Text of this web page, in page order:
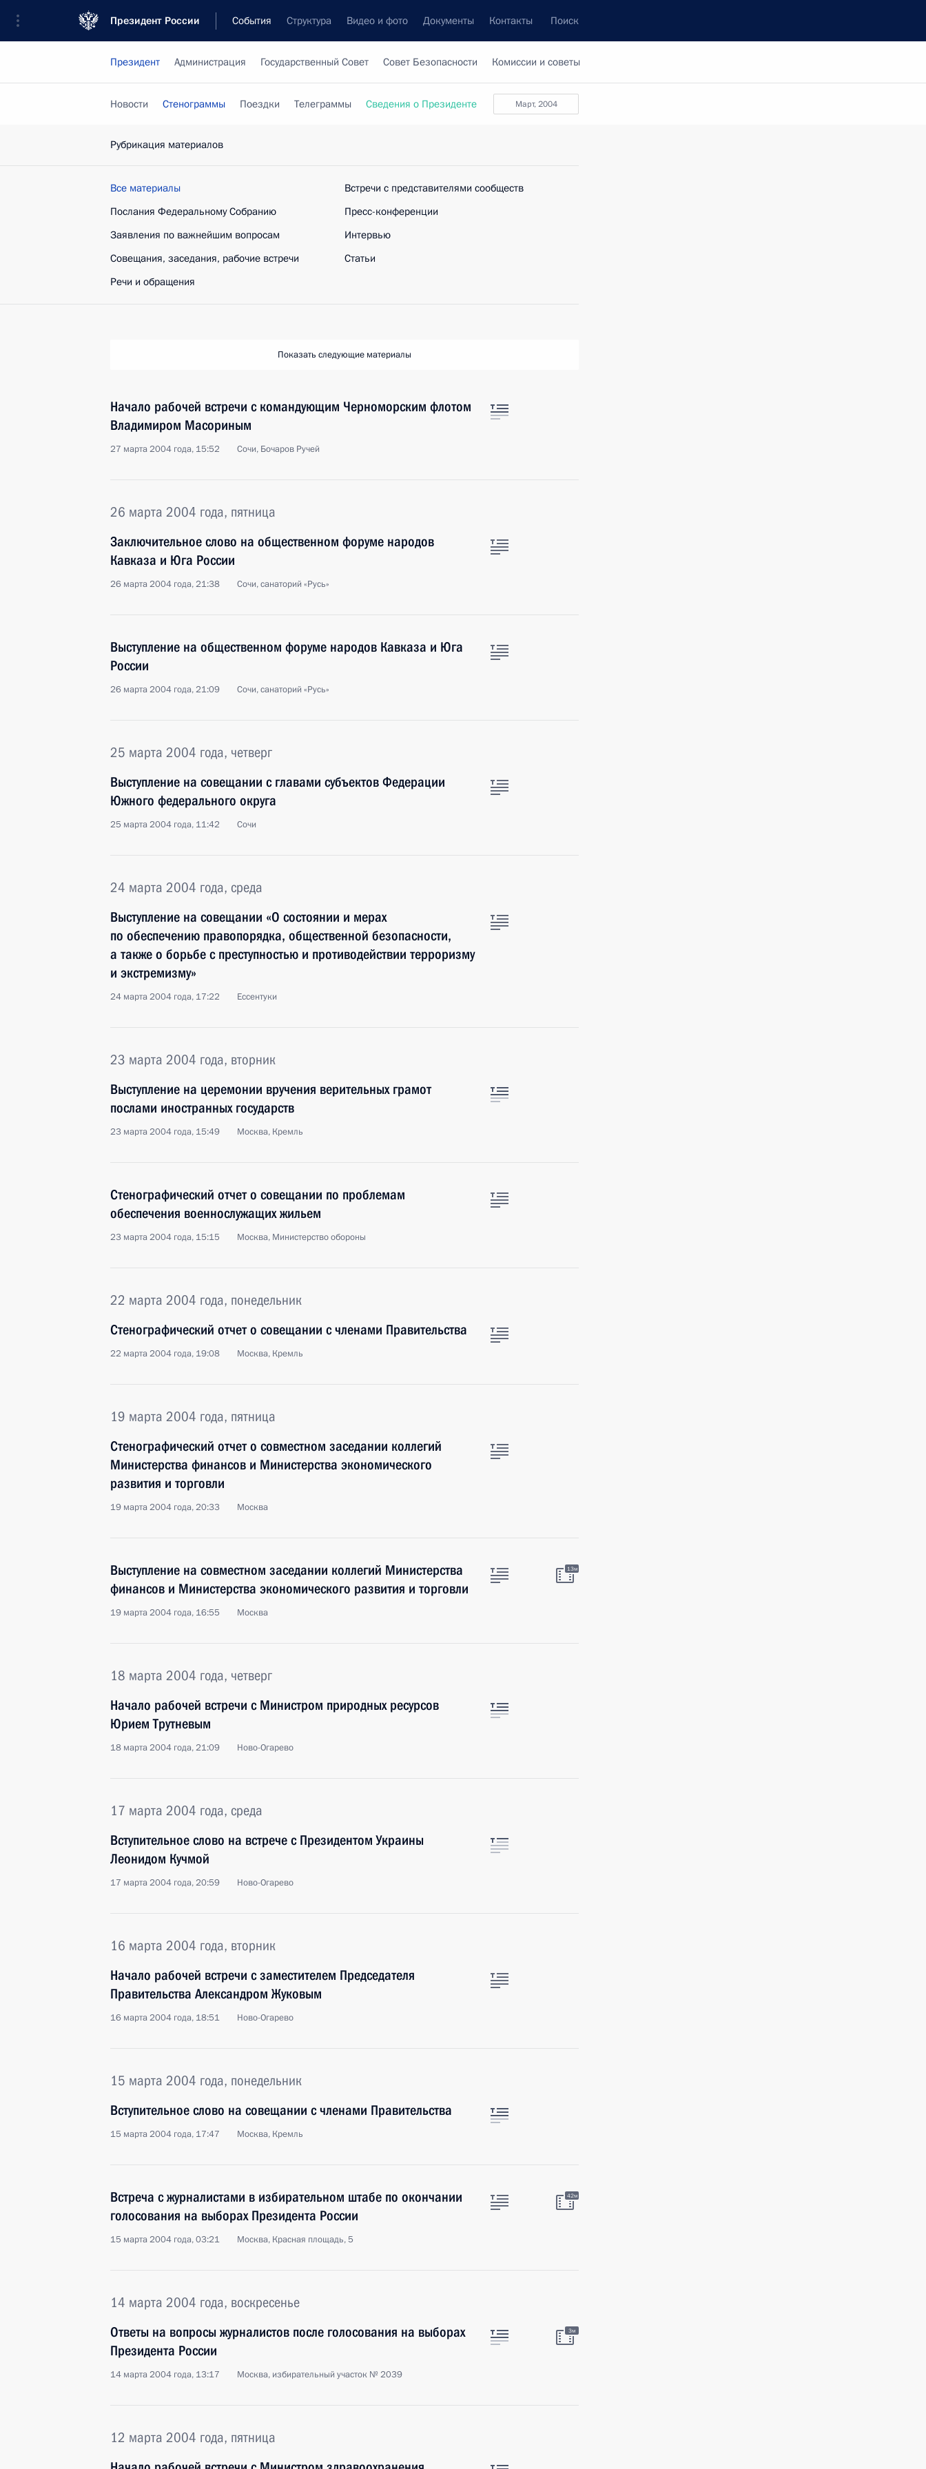
Президент России События Структура Видео и фото Документы Контакты Поиск
Президент Администрация Государственный Совет Совет Безопасности Комиссии и советы
Март, 2004
Новости Стенограммы Поездки Телеграммы Сведения о Президенте
Рубрикация материалов
Все материалы
Послания Федеральному Собранию
Заявления по важнейшим вопросам
Совещания, заседания, рабочие встречи
Речи и обращения
Встречи с представителями сообществ
Пресс-конференции
Интервью
Статьи
Показать следующие материалы
Начало рабочей встречи с командующим Черноморским флотом
Владимиром Масориным
27 марта 2004 года, 15:52 Сочи, Бочаров Ручей
26 марта 2004 года, пятница
Заключительное слово на общественном форуме народов
Кавказа и Юга России
26 марта 2004 года, 21:38 Сочи, санаторий «Русь»
Выступление на общественном форуме народов Кавказа и Юга
России
26 марта 2004 года, 21:09 Сочи, санаторий «Русь»
25 марта 2004 года, четверг
Выступление на совещании с главами субъектов Федерации
Южного федерального округа
25 марта 2004 года, 11:42 Сочи
24 марта 2004 года, среда
Выступление на совещании «О состоянии и мерах
по обеспечению правопорядка, общественной безопасности,
а также о борьбе с преступностью и противодействии терроризму
и экстремизму»
24 марта 2004 года, 17:22 Ессентуки
23 марта 2004 года, вторник
Выступление на церемонии вручения верительных грамот
послами иностранных государств
23 марта 2004 года, 15:49 Москва, Кремль
Стенографический отчет о совещании по проблемам
обеспечения военнослужащих жильем
23 марта 2004 года, 15:15 Москва, Министерство обороны
22 марта 2004 года, понедельник
Стенографический отчет о совещании с членами Правительства
22 марта 2004 года, 19:08 Москва, Кремль
19 марта 2004 года, пятница
Стенографический отчет о совместном заседании коллегий
Министерства финансов и Министерства экономического
развития и торговли
19 марта 2004 года, 20:33 Москва
Выступление на совместном заседании коллегий Министерства
финансов и Министерства экономического развития и торговли
19 марта 2004 года, 16:55 Москва
13м
18 марта 2004 года, четверг
Начало рабочей встречи с Министром природных ресурсов
Юрием Трутневым
18 марта 2004 года, 21:09 Ново-Огарево
17 марта 2004 года, среда
Вступительное слово на встрече с Президентом Украины
Леонидом Кучмой
17 марта 2004 года, 20:59 Ново-Огарево
16 марта 2004 года, вторник
Начало рабочей встречи с заместителем Председателя
Правительства Александром Жуковым
16 марта 2004 года, 18:51 Ново-Огарево
15 марта 2004 года, понедельник
Вступительное слово на совещании с членами Правительства
15 марта 2004 года, 17:47 Москва, Кремль
Встреча с журналистами в избирательном штабе по окончании
голосования на выборах Президента России
15 марта 2004 года, 03:21 Москва, Красная площадь, 5
42м
14 марта 2004 года, воскресенье
Ответы на вопросы журналистов после голосования на выборах
Президента России
14 марта 2004 года, 13:17 Москва, избирательный участок № 2039
3м
12 марта 2004 года, пятница